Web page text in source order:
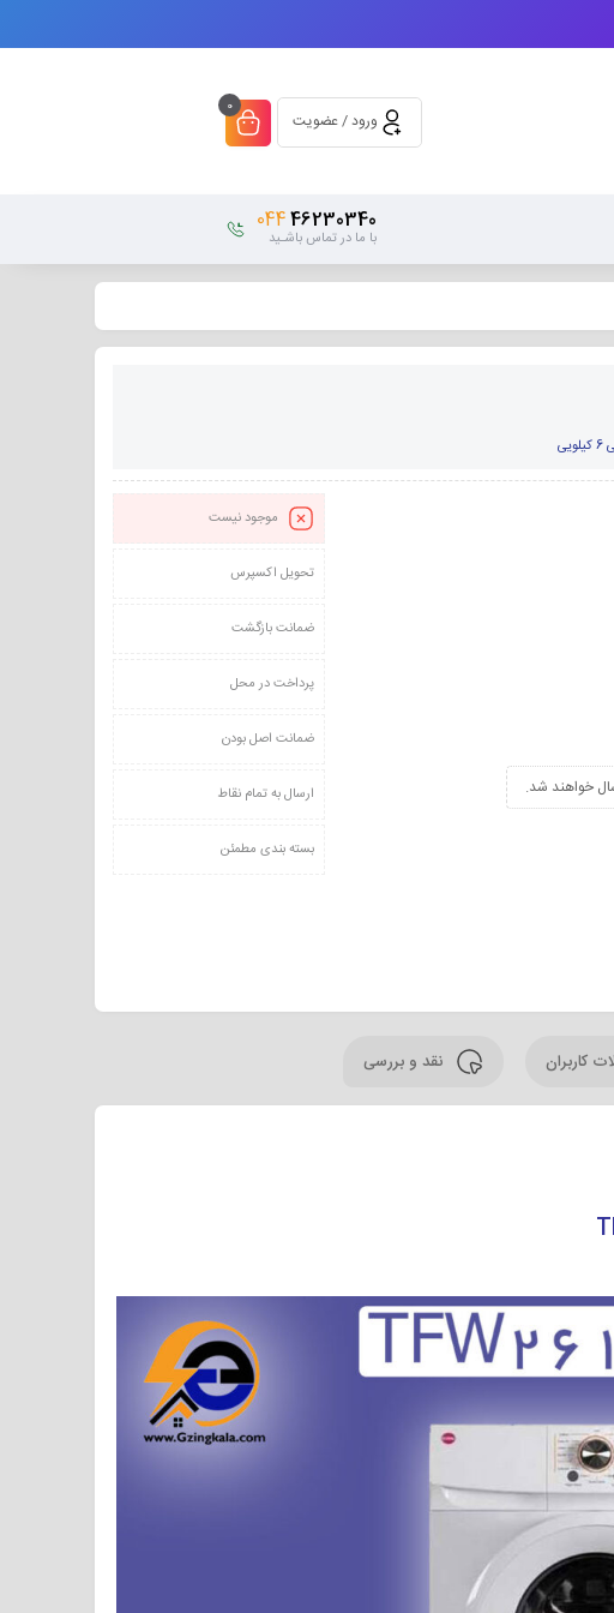
ورود / عضویت
0
46230340
044
با ما در تماس باشـید
خواهند شد.
موجود نیست
تحویل اکسپرس
ضمانت بازگشت
پرداخت در محل
ضمانت اصل بودن
ارسال به تمام نقاط
بسته بندی مطمئن
کاربران نقد و بررسی